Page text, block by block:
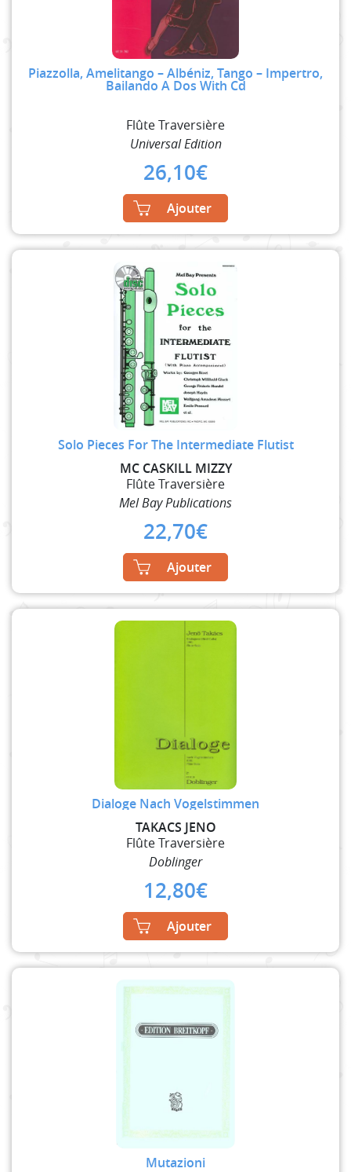
Piazzolla, Amelitango – Albéniz, Tango – Impertro,
Bailando A Dos With Cd
Flûte Traversière
Universal Edition
26,10€
Ajouter
Solo Pieces For The Intermediate Flutist
MC CASKILL MIZZY
Flûte Traversière
Mel Bay Publications
22,70€
Ajouter
Dialoge Nach Vogelstimmen
TAKACS JENO
Flûte Traversière
Doblinger
12,80€
Ajouter
Mutazioni